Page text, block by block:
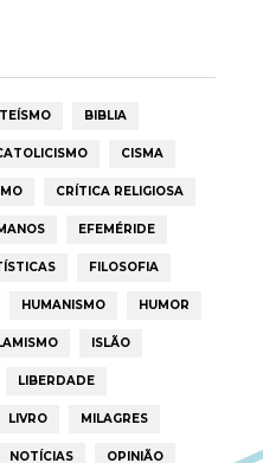
BIBLIA
CISMA
CRÍTICA RELIGIOSA
EFEMÉRIDE
FILOSOFIA
HUMANISMO HUMOR
ISLÃO
LIBERDADE
LIVRO MILAGRES
NOTÍCIAS OPINIÃO